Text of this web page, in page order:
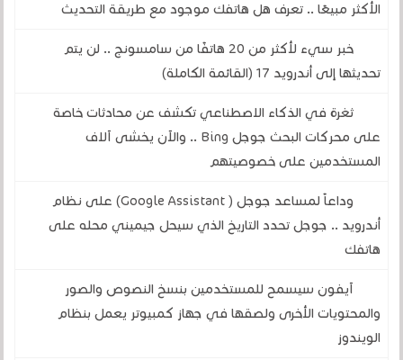
الأكثر مبيعًا .. تعرف هل هاتفك موجود مع طريقة التحديث
خبر سيء لأكثر من 20 هاتفًا من سامسونج .. لن يتم
تحديثها إلى أندرويد 17 (القائمة الكاملة)
ثغرة في الذكاء الاصطناعي تكشف عن محادثات خاصة
على محركات البحث جوجل Bing .. والآن يخشى آلاف
المستخدمين على خصوصيتهم
وداعاً لمساعد جوجل ( Google Assistant) على نظام
أندرويد .. جوجل تحدد التاريخ الذي سيحل جيميني محله على
هاتفك
آيفون سيسمح للمستخدمين بنسخ النصوص والصور
والمحتويات الأخرى ولصقها في جهاز كمبيوتر يعمل بنظام
الويندوز